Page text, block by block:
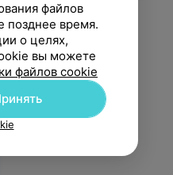
файлов
позднее время.
о целях,
вы можете
файлов cookie